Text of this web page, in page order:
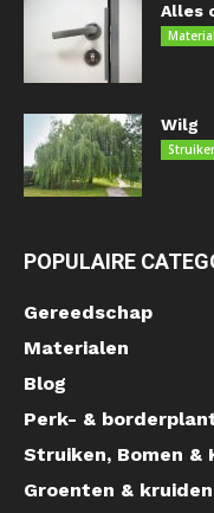
Alles
Wilg
POPULAIRE
Gereedschap
Materialen
Blog
Perk- &
Struiken, Bomen &
Groenten & kruiden